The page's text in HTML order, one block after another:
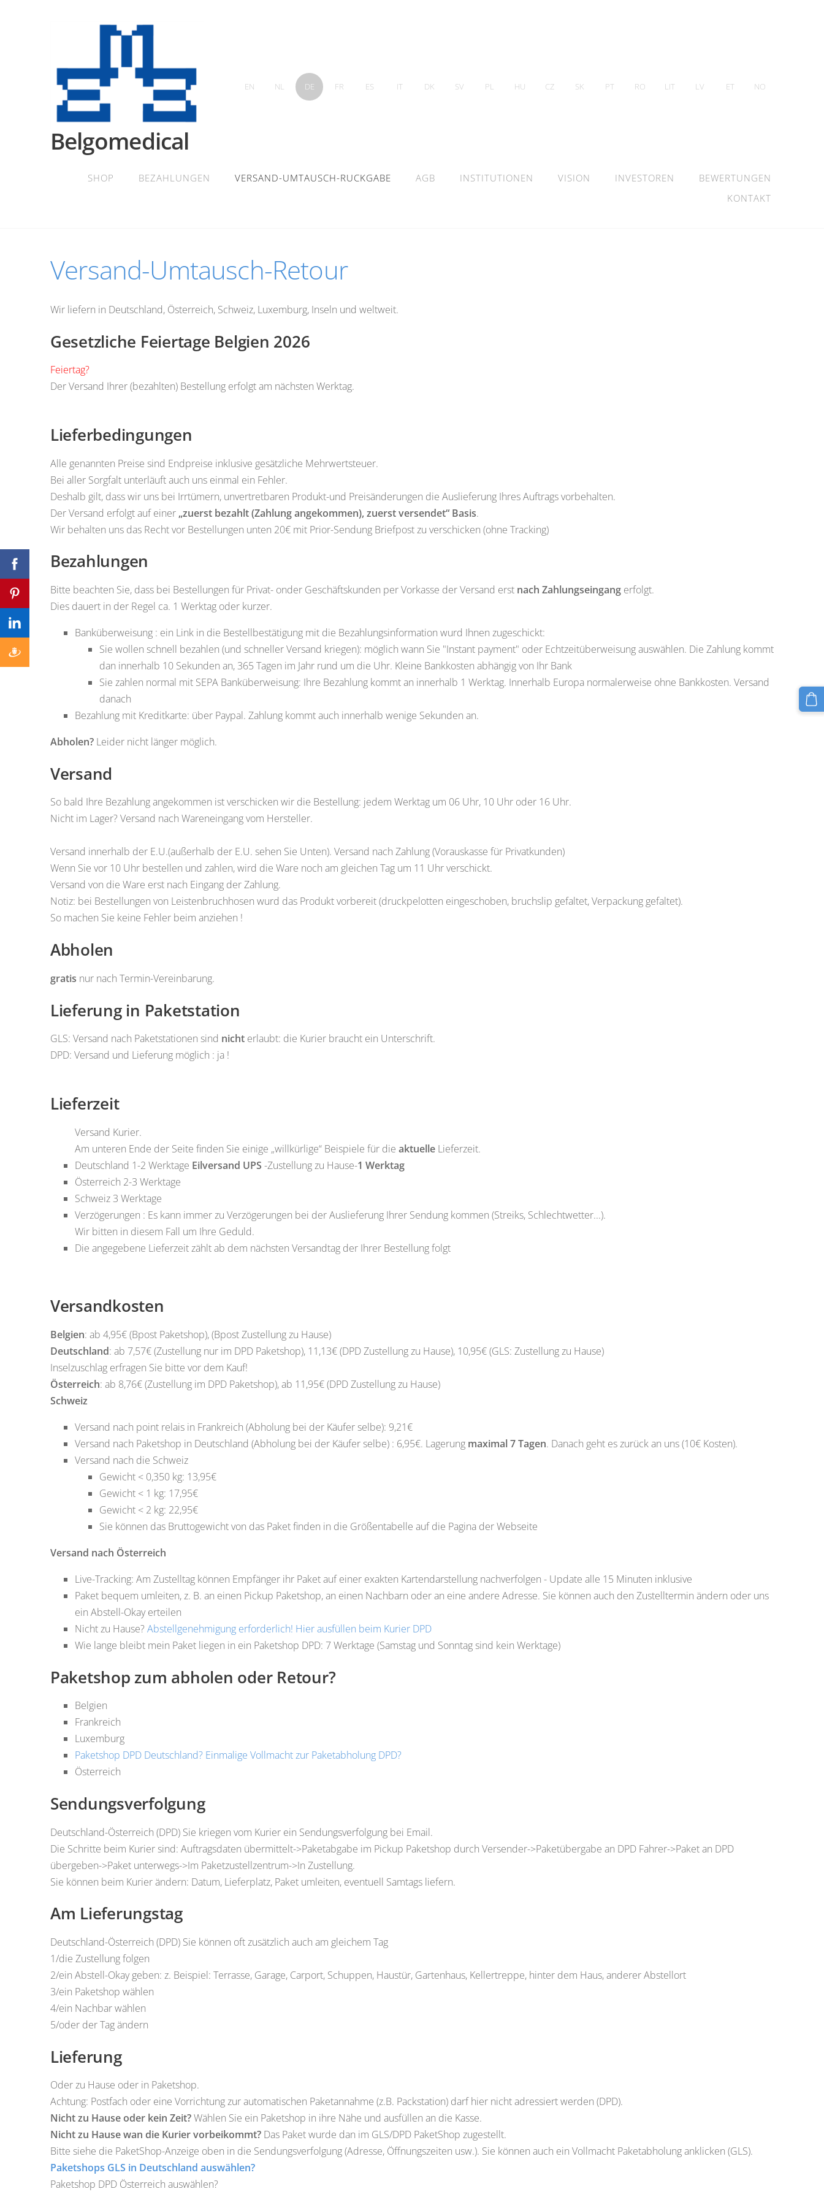
Belgomedical
SHOP BEZAHLUNGEN VERSAND-UMTAUSCH-RUCKGABE AGB INSTITUTIONEN VISION INVESTOREN
BEWERTUNGEN
KONTAKT
EN NL DE FR ES IT DK SV PL HU CZ SK PT RO LIT LV ET NO
Versand-Umtausch-Retour
Wir liefern in Deutschland, Österreich, Schweiz, Luxemburg, Inseln und weltweit.
Gesetzliche Feiertage Belgien 2026
Feiertag?
Der Versand Ihrer (bezahlten) Bestellung erfolgt am nächsten Werktag.
Lieferbedingungen
Alle genannten Preise sind Endpreise inklusive gesätzliche Mehrwertsteuer.
Bei aller Sorgfalt unterläuft auch uns einmal ein Fehler.
Deshalb gilt, dass wir uns bei Irrtümern, unvertretbaren Produkt-und Preisänderungen die Auslieferung Ihres Auftrags vorbehalten.
Der Versand erfolgt auf einer „zuerst bezahlt (Zahlung angekommen), zuerst versendet“ Basis.
Wir behalten uns das Recht vor Bestellungen unten 20€ mit Prior-Sendung Briefpost zu verschicken (ohne Tracking)
Bezahlungen
Bitte beachten Sie, dass bei Bestellungen für Privat- onder Geschäftskunden per Vorkasse der Versand erst nach Zahlungseingang erfolgt.
Dies dauert in der Regel ca. 1 Werktag oder kurzer.
Banküberweisung : ein Link in die Bestellbestätigung mit die Bezahlungsinformation wurd Ihnen zugeschickt:
Sie wollen schnell bezahlen (und schneller Versand kriegen): möglich wann Sie "Instant payment" oder Echtzeitüberweisung auswählen. Die Zahlung kommt
dan innerhalb 10 Sekunden an, 365 Tagen im Jahr rund um die Uhr. Kleine Bankkosten abhängig von Ihr Bank
Sie zahlen normal mit SEPA Banküberweisung: Ihre Bezahlung kommt an innerhalb 1 Werktag. Innerhalb Europa normalerweise ohne Bankkosten. Versand
danach
Bezahlung mit Kreditkarte: über Paypal. Zahlung kommt auch innerhalb wenige Sekunden an.
Abholen? Leider nicht länger möglich.
Versand
So bald Ihre Bezahlung angekommen ist verschicken wir die Bestellung: jedem Werktag um 06 Uhr, 10 Uhr oder 16 Uhr.
Nicht im Lager? Versand nach Wareneingang vom Hersteller.
Versand innerhalb der E.U.(außerhalb der E.U. sehen Sie Unten). Versand nach Zahlung (Vorauskasse für Privatkunden)
Wenn Sie vor 10 Uhr bestellen und zahlen, wird die Ware noch am gleichen Tag um 11 Uhr verschickt.
Versand von die Ware erst nach Eingang der Zahlung.
Notiz: bei Bestellungen von Leistenbruchhosen wurd das Produkt vorbereit (druckpelotten eingeschoben, bruchslip gefaltet, Verpackung gefaltet).
So machen Sie keine Fehler beim anziehen !
Abholen
gratis nur nach Termin-Vereinbarung.
Lieferung in Paketstation
GLS: Versand nach Paketstationen sind nicht erlaubt: die Kurier braucht ein Unterschrift.
DPD: Versand und Lieferung möglich : ja !
Lieferzeit
Versand Kurier.
Am unteren Ende der Seite finden Sie einige „willkürlige“ Beispiele für die aktuelle Lieferzeit.
Deutschland 1-2 Werktage Eilversand UPS -Zustellung zu Hause-1 Werktag
Österreich 2-3 Werktage
Schweiz 3 Werktage
Verzögerungen : Es kann immer zu Verzögerungen bei der Auslieferung Ihrer Sendung kommen (Streiks, Schlechtwetter...).
Wir bitten in diesem Fall um Ihre Geduld.
Die angegebene Lieferzeit zählt ab dem nächsten Versandtag der Ihrer Bestellung folgt
Versandkosten
Belgien: ab 4,95€ (Bpost Paketshop), (Bpost Zustellung zu Hause)
Deutschland: ab 7,57€ (Zustellung nur im DPD Paketshop), 11,13€ (DPD Zustellung zu Hause), 10,95€ (GLS: Zustellung zu Hause)
Inselzuschlag erfragen Sie bitte vor dem Kauf!
Österreich: ab 8,76€ (Zustellung im DPD Paketshop), ab 11,95€ (DPD Zustellung zu Hause)
Schweiz
Versand nach point relais in Frankreich (Abholung bei der Käufer selbe): 9,21€
Versand nach Paketshop in Deutschland (Abholung bei der Käufer selbe) : 6,95€. Lagerung maximal 7 Tagen. Danach geht es zurück an uns (10€ Kosten).
Versand nach die Schweiz
Gewicht < 0,350 kg: 13,95€
Gewicht < 1 kg: 17,95€
Gewicht < 2 kg: 22,95€
Sie können das Bruttogewicht von das Paket finden in die Größentabelle auf die Pagina der Webseite
Versand nach Österreich
Live-Tracking: Am Zustelltag können Empfänger ihr Paket auf einer exakten Kartendarstellung nachverfolgen - Update alle 15 Minuten inklusive
Paket bequem umleiten, z. B. an einen Pickup Paketshop, an einen Nachbarn oder an eine andere Adresse. Sie können auch den Zustelltermin ändern oder uns
ein Abstell-Okay erteilen
Nicht zu Hause? Abstellgenehmigung erforderlich! Hier ausfüllen beim Kurier DPD
Wie lange bleibt mein Paket liegen in ein Paketshop DPD: 7 Werktage (Samstag und Sonntag sind kein Werktage)
Paketshop zum abholen oder Retour?
Belgien
Frankreich
Luxemburg
Paketshop DPD Deutschland? Einmalige Vollmacht zur Paketabholung DPD?
Österreich
Sendungsverfolgung
Deutschland-Österreich (DPD) Sie kriegen vom Kurier ein Sendungsverfolgung bei Email.
Die Schritte beim Kurier sind: Auftragsdaten übermittelt->Paketabgabe im Pickup Paketshop durch Versender->Paketübergabe an DPD Fahrer->Paket an DPD
übergeben->Paket unterwegs->Im Paketzustellzentrum->In Zustellung.
Sie können beim Kurier ändern: Datum, Lieferplatz, Paket umleiten, eventuell Samtags liefern.
Am Lieferungstag
Deutschland-Österreich (DPD) Sie können oft zusätzlich auch am gleichem Tag
1/die Zustellung folgen
2/ein Abstell-Okay geben: z. Beispiel: Terrasse, Garage, Carport, Schuppen, Haustür, Gartenhaus, Kellertreppe, hinter dem Haus, anderer Abstellort
3/ein Paketshop wählen
4/ein Nachbar wählen
5/oder der Tag ändern
Lieferung
Oder zu Hause oder in Paketshop.
Achtung: Postfach oder eine Vorrichtung zur automatischen Paketannahme (z.B. Packstation) darf hier nicht adressiert werden (DPD).
Nicht zu Hause oder kein Zeit?Wählen Sie ein Paketshop in ihre Nähe und ausfüllen an die Kasse.
Nicht zu Hause wan die Kurier vorbeikommt? Das Paket wurde dan im GLS/DPD PaketShop zugestellt.
Bitte siehe die PaketShop-Anzeige oben in die Sendungsverfolgung (Adresse, Öffnungszeiten usw.). Sie können auch ein Vollmacht Paketabholung anklicken (GLS).
Paketshops GLS in Deutschland auswählen?
Paketshop DPD Österreich auswählen?